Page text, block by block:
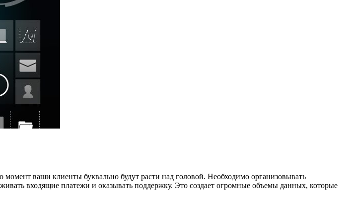
ваши клиенты буквально будут расти над головой. Необходимо организовывать
входящие платежи и оказывать поддержку. Это создает огромные объемы данных, которые